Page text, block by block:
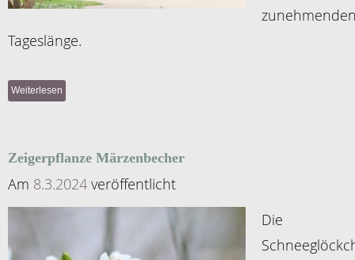
Tageslänge.
Weiterlesen
Zeigerpflanze Märzenbecher
Am 8.3.2024 veröffentlicht
Die